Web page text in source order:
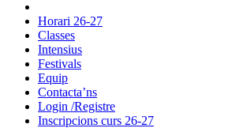
Horari 26-27
Classes
Intensius
Festivals
Equip
Contacta’ns
Login /Registre
Inscripcions curs 26-27